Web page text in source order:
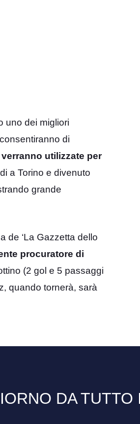
uno dei migliori
di
utilizzate per
a Torino e divenuto
grande
de ‘La Gazzetta dello
procuratore di
(2 gol e 5 passaggi
quando tornerà, sarà
DA TUTTO